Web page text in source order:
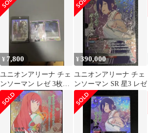
¥ 7,800
ユニオンアリーナ チェ
ンソーマン レゼ 3枚セ
ット（U★パラレル・
SR・R）
¥390,000
ユニオンアリーナ チェ
ンソーマン SR 星3 レゼ